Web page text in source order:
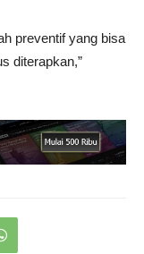
preventif yang bisa
diterapkan,”